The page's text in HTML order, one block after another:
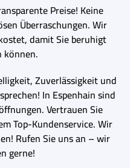
Preise! Keine
Überraschungen. Wir
damit Sie beruhigt
Zuverlässigkeit und
In Espenhain sind
Vertrauen Sie
Top-Kundenservice. Wir
Rufen Sie uns an – wir
gerne!